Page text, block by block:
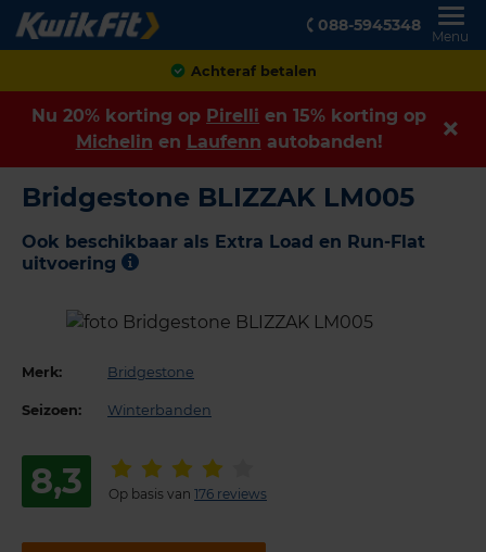
088-5945348
Menu
Achteraf betalen
Nu 20% korting op Pirelli en 15% korting op
Michelin en Laufenn autobanden!
Bridgestone BLIZZAK LM005
Ook beschikbaar als Extra Load en Run-Flat
uitvoering
Merk: Bridgestone
Seizoen: Winterbanden
8,3 Op basis van 176 reviews